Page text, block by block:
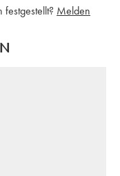
Melden